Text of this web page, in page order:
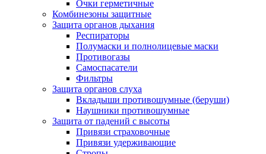
Очки герметичные
Комбинезоны защитные
Защита органов дыхания
Респираторы
Полумаски и полнолицевые маски
Противогазы
Самоспасатели
Фильтры
Защита органов слуха
Вкладыши противошумные (беруши)
Наушники противошумные
Защита от падений с высоты
Привязи страховочные
Привязи удерживающие